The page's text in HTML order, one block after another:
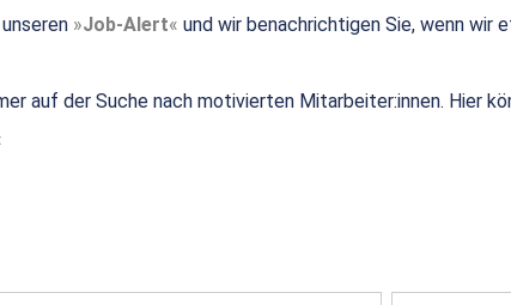
Job-Alert und wir benachrichtigen Sie, wenn wir
auf der Suche nach motivierten Mitarbeiter:innen. Hier